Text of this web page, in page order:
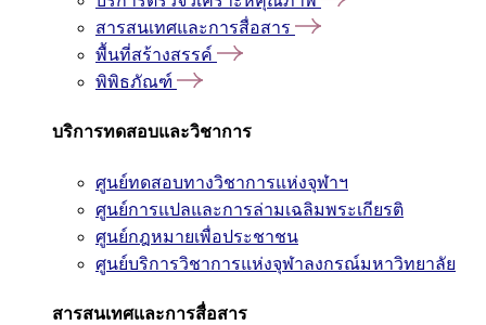
สารสนเทศและการสื่อสาร
พื้นที่สร้างสรรค์
พิพิธภัณฑ์
บริการทดสอบและวิชาการ
ศูนย์ทดสอบทางวิชาการแห่งจุฬาฯ
ศูนย์การแปลและการล่ามเฉลิมพระเกียรติ
ศูนย์กฎหมายเพื่อประชาชน
ศูนย์บริการวิชาการแห่งจุฬาลงกรณ์มหาวิทยาลัย
สารสนเทศและการสื่อสาร